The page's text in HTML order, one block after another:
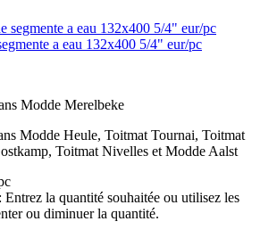
a eau 132x400 5/4" eur/pc
Modde Merelbeke
Modde Heule, Toitmat Tournai, Toitmat
, Toitmat Nivelles et Modde Aalst
la quantité souhaitée ou utilisez les
ou diminuer la quantité.